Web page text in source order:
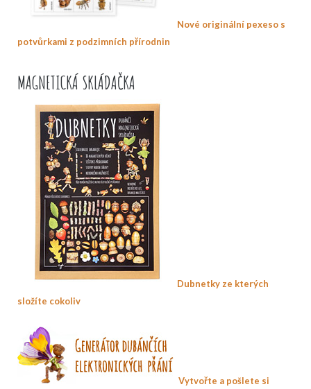
Nové originální pexeso s
potvůrkami z podzimních přírodnin
MAGNETICKÁ SKLÁDAČKA
Dubnetky ze kterých
složíte cokoliv
Vytvořte a pošlete si